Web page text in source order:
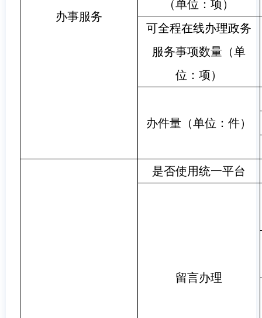
办事服务
（单位：项）
可全程在线办理政务
服务事项数量（单
位：项）
办件量（单位：件）
是否使用统一平台
留言办理